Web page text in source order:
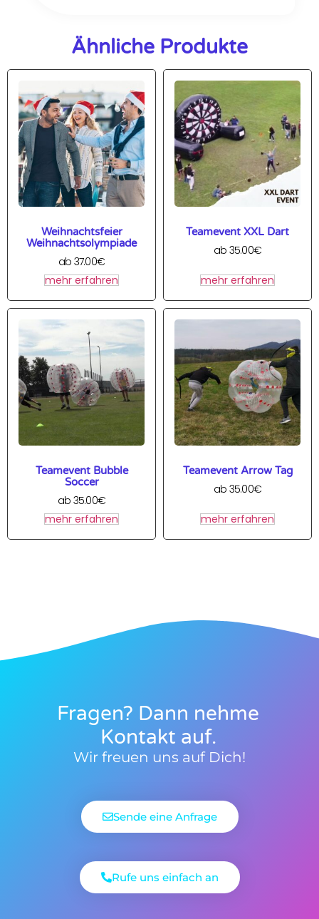
Ähnliche Produkte
Weihnachtsfeier
Weihnachtsolympiade
ab 37.00€
mehr erfahren
Teamevent XXL Dart
ab 35.00€
mehr erfahren
Teamevent Bubble
Soccer
ab 35.00€
mehr erfahren
Teamevent Arrow Tag
ab 35.00€
mehr erfahren
Fragen? Dann nehme
Kontakt auf.
Wir freuen uns auf Dich!
Sende eine Anfrage
Rufe uns einfach an